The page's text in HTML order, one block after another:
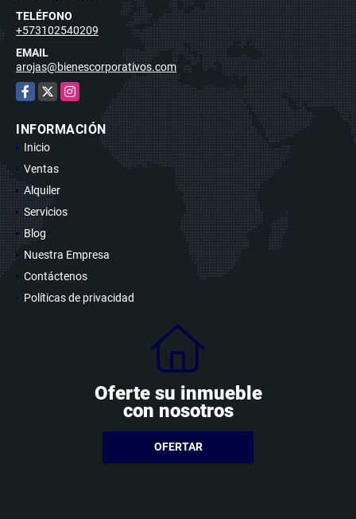
TELÉFONO
+573102540209
EMAIL
arojas@bienescorporativos.com
Facebook
X Instagram
INFORMACIÓN
Inicio
Ventas
Alquiler
Servicios
Blog
Nuestra Empresa
Contáctenos
Políticas de privacidad
Oferte su inmueble
con nosotros
OFERTAR